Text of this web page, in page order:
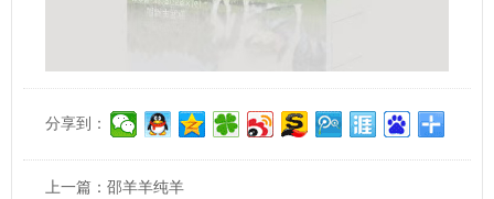
分享到：
上一篇： 邵羊羊纯羊